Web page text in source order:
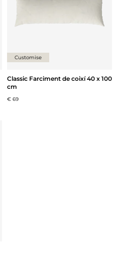
Customise
Classic Farciment de coixí 40 x 100
cm
€ 69